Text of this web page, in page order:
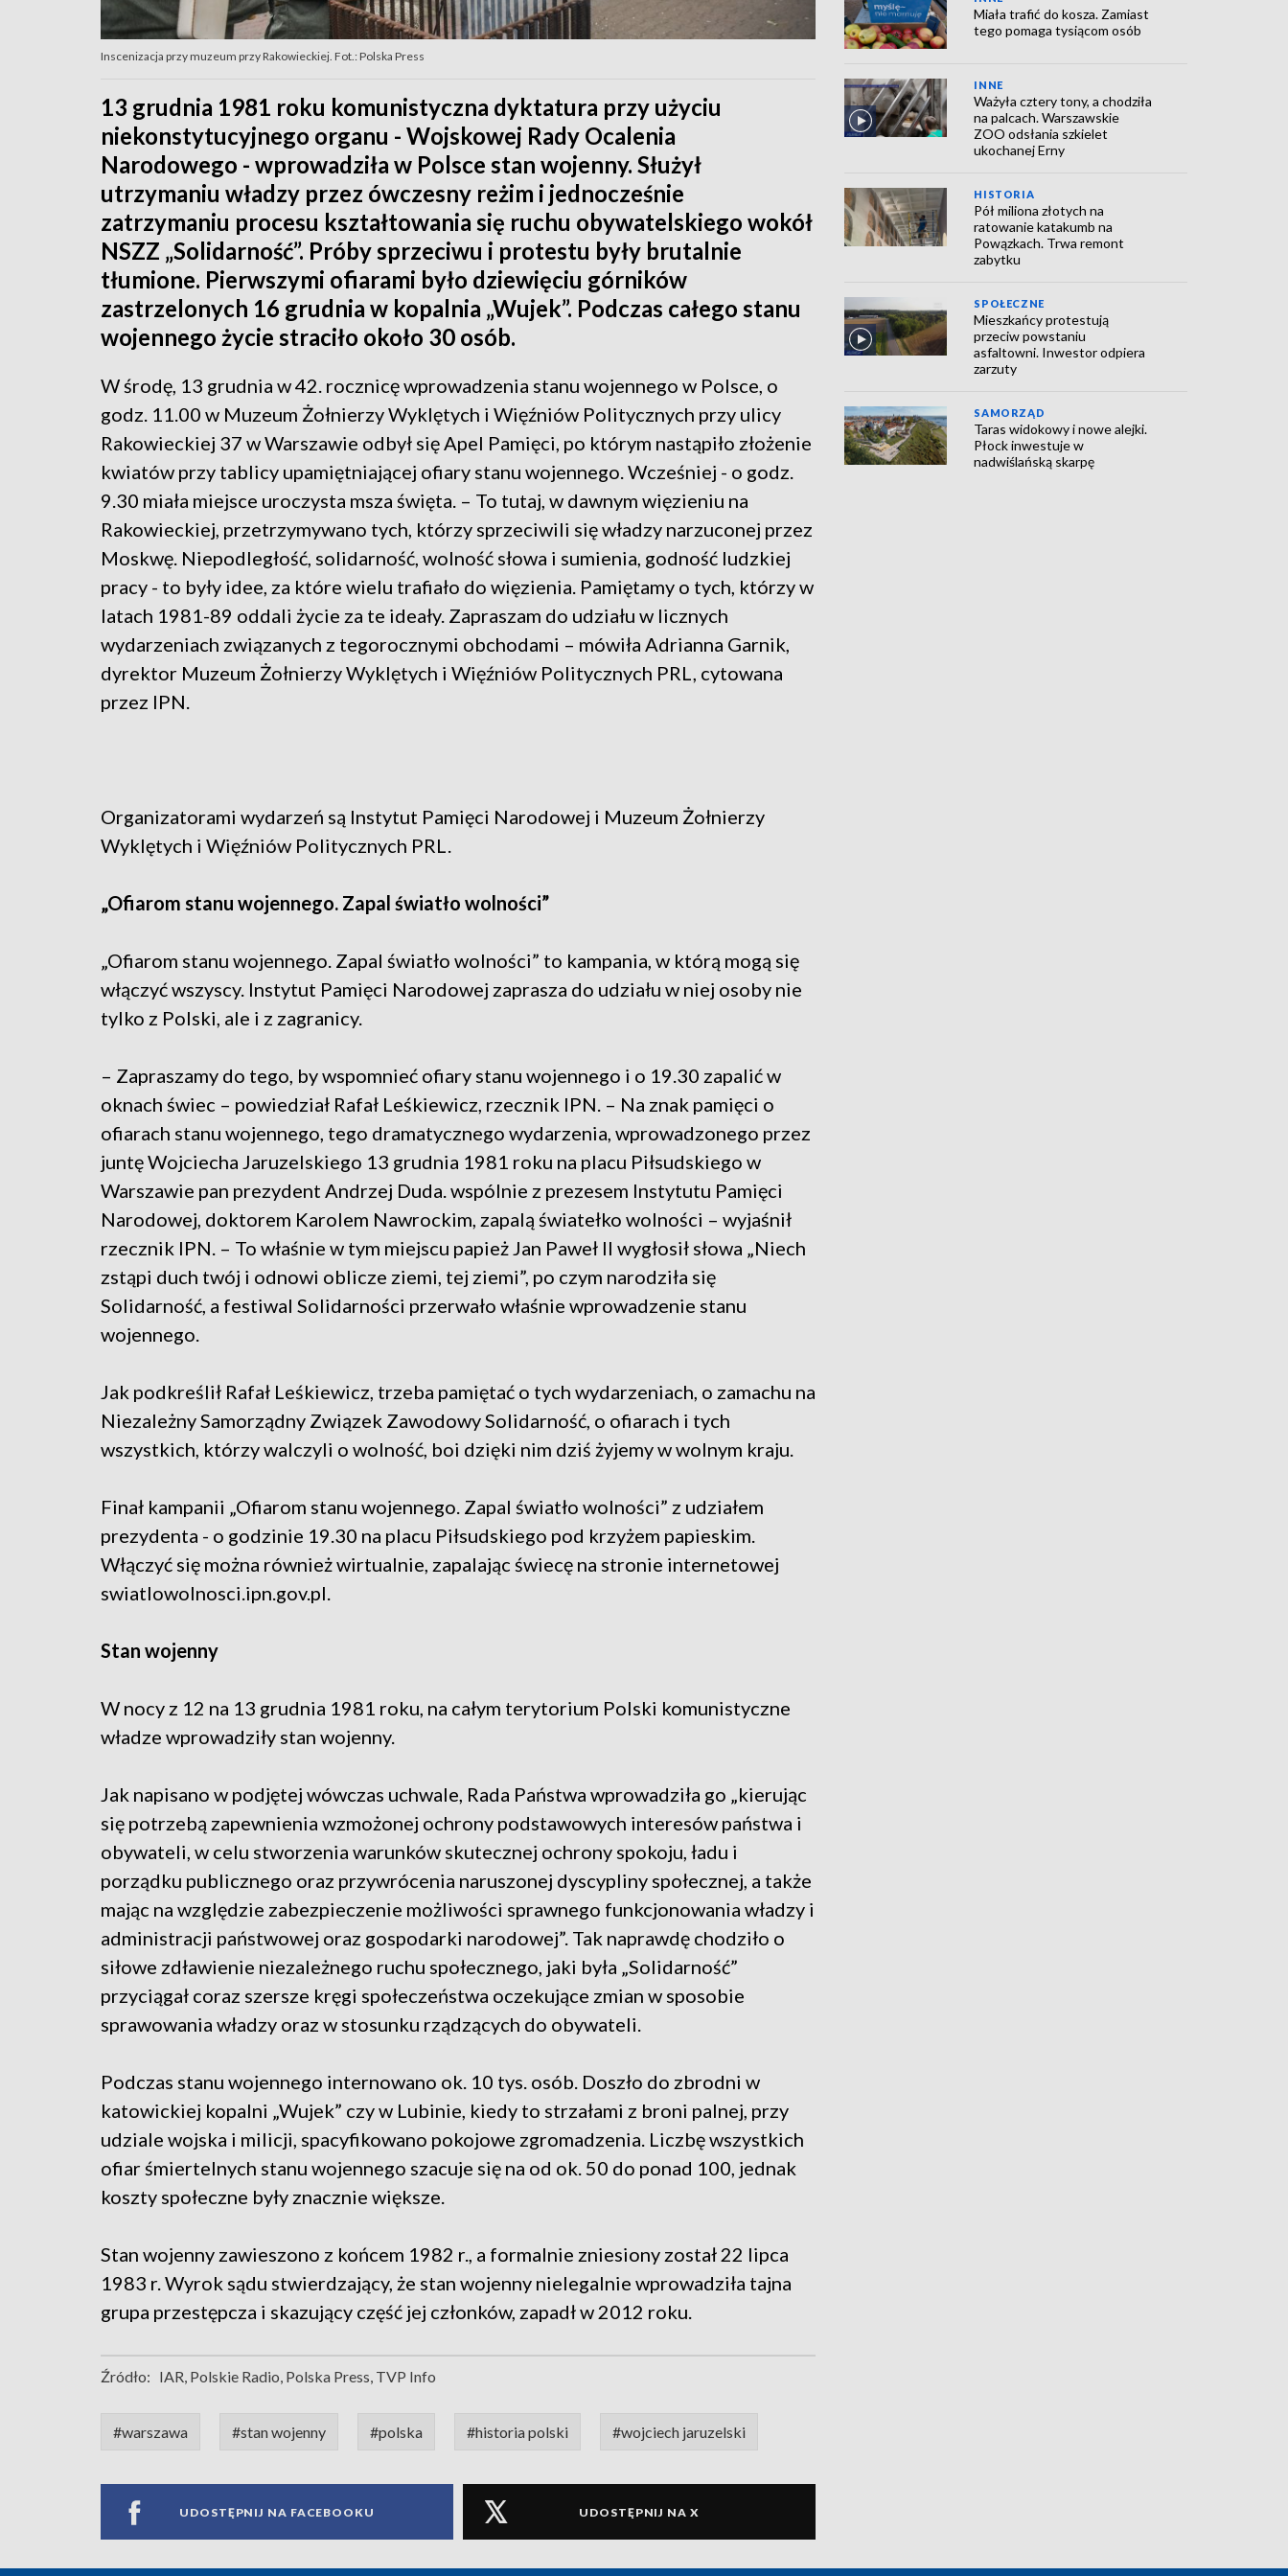
Inscenizacja przy muzeum przy Rakowieckiej. Fot.: Polska Press
13 grudnia 1981 roku komunistyczna dyktatura przy użyciu
niekonstytucyjnego organu - Wojskowej Rady Ocalenia
Narodowego - wprowadziła w Polsce stan wojenny. Służył
utrzymaniu władzy przez ówczesny reżim i jednocześnie
zatrzymaniu procesu kształtowania się ruchu obywatelskiego wokół
NSZZ „Solidarność”. Próby sprzeciwu i protestu były brutalnie
tłumione. Pierwszymi ofiarami było dziewięciu górników
zastrzelonych 16 grudnia w kopalnia „Wujek”. Podczas całego stanu
wojennego życie straciło około 30 osób.
W środę, 13 grudnia w 42. rocznicę wprowadzenia stanu wojennego w Polsce, o
godz. 11.00 w Muzeum Żołnierzy Wyklętych i Więźniów Politycznych przy ulicy
Rakowieckiej 37 w Warszawie odbył się Apel Pamięci, po którym nastąpiło złożenie
kwiatów przy tablicy upamiętniającej ofiary stanu wojennego. Wcześniej - o godz.
9.30 miała miejsce uroczysta msza święta. – To tutaj, w dawnym więzieniu na
Rakowieckiej, przetrzymywano tych, którzy sprzeciwili się władzy narzuconej przez
Moskwę. Niepodległość, solidarność, wolność słowa i sumienia, godność ludzkiej
pracy - to były idee, za które wielu trafiało do więzienia. Pamiętamy o tych, którzy w
latach 1981-89 oddali życie za te ideały. Zapraszam do udziału w licznych
wydarzeniach związanych z tegorocznymi obchodami – mówiła Adrianna Garnik,
dyrektor Muzeum Żołnierzy Wyklętych i Więźniów Politycznych PRL, cytowana
przez IPN.
Organizatorami wydarzeń są Instytut Pamięci Narodowej i Muzeum Żołnierzy
Wyklętych i Więźniów Politycznych PRL.
„Ofiarom stanu wojennego. Zapal światło wolności”
„Ofiarom stanu wojennego. Zapal światło wolności” to kampania, w którą mogą się
włączyć wszyscy. Instytut Pamięci Narodowej zaprasza do udziału w niej osoby nie
tylko z Polski, ale i z zagranicy.
– Zapraszamy do tego, by wspomnieć ofiary stanu wojennego i o 19.30 zapalić w
oknach świec – powiedział Rafał Leśkiewicz, rzecznik IPN. – Na znak pamięci o
ofiarach stanu wojennego, tego dramatycznego wydarzenia, wprowadzonego przez
juntę Wojciecha Jaruzelskiego 13 grudnia 1981 roku na placu Piłsudskiego w
Warszawie pan prezydent Andrzej Duda. wspólnie z prezesem Instytutu Pamięci
Narodowej, doktorem Karolem Nawrockim, zapalą światełko wolności – wyjaśnił
rzecznik IPN. – To właśnie w tym miejscu papież Jan Paweł II wygłosił słowa „Niech
zstąpi duch twój i odnowi oblicze ziemi, tej ziemi”, po czym narodziła się
Solidarność, a festiwal Solidarności przerwało właśnie wprowadzenie stanu
wojennego.
Jak podkreślił Rafał Leśkiewicz, trzeba pamiętać o tych wydarzeniach, o zamachu na
Niezależny Samorządny Związek Zawodowy Solidarność, o ofiarach i tych
wszystkich, którzy walczyli o wolność, boi dzięki nim dziś żyjemy w wolnym kraju.
Finał kampanii „Ofiarom stanu wojennego. Zapal światło wolności” z udziałem
prezydenta - o godzinie 19.30 na placu Piłsudskiego pod krzyżem papieskim.
Włączyć się można również wirtualnie, zapalając świecę na stronie internetowej
swiatlowolnosci.ipn.gov.pl.
Stan wojenny
W nocy z 12 na 13 grudnia 1981 roku, na całym terytorium Polski komunistyczne
władze wprowadziły stan wojenny.
Jak napisano w podjętej wówczas uchwale, Rada Państwa wprowadziła go „kierując
się potrzebą zapewnienia wzmożonej ochrony podstawowych interesów państwa i
obywateli, w celu stworzenia warunków skutecznej ochrony spokoju, ładu i
porządku publicznego oraz przywrócenia naruszonej dyscypliny społecznej, a także
mając na względzie zabezpieczenie możliwości sprawnego funkcjonowania władzy i
administracji państwowej oraz gospodarki narodowej”. Tak naprawdę chodziło o
siłowe zdławienie niezależnego ruchu społecznego, jaki była „Solidarność”
przyciągał coraz szersze kręgi społeczeństwa oczekujące zmian w sposobie
sprawowania władzy oraz w stosunku rządzących do obywateli.
Podczas stanu wojennego internowano ok. 10 tys. osób. Doszło do zbrodni w
katowickiej kopalni „Wujek” czy w Lubinie, kiedy to strzałami z broni palnej, przy
udziale wojska i milicji, spacyfikowano pokojowe zgromadzenia. Liczbę wszystkich
ofiar śmiertelnych stanu wojennego szacuje się na od ok. 50 do ponad 100, jednak
koszty społeczne były znacznie większe.
Stan wojenny zawieszono z końcem 1982 r., a formalnie zniesiony został 22 lipca
1983 r. Wyrok sądu stwierdzający, że stan wojenny nielegalnie wprowadziła tajna
grupa przestępcza i skazujący część jej członków, zapadł w 2012 roku.
Źródło: IAR, Polskie Radio, Polska Press, TVP Info
#warszawa #stan wojenny #polska #historia polski #wojciech jaruzelski
UDOSTĘPNIJ NA FACEBOOKU UDOSTĘPNIJ NA X
Miała trafić do kosza. Zamiast
tego pomaga tysiącom osób
INNE
Ważyła cztery tony, a chodziła
na palcach. Warszawskie
ZOO odsłania szkielet
ukochanej Erny
HISTORIA
Pół miliona złotych na
ratowanie katakumb na
Powązkach. Trwa remont
zabytku
SPOŁECZNE
Mieszkańcy protestują
przeciw powstaniu
asfaltowni. Inwestor odpiera
zarzuty
SAMORZĄD
Taras widokowy i nowe alejki.
Płock inwestuje w
nadwiślańską skarpę